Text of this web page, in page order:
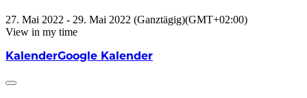
27. Mai 2022 - 29. Mai 2022 (Ganztägig)(GMT+02:00)
View in my time
KalenderGoogle Kalender